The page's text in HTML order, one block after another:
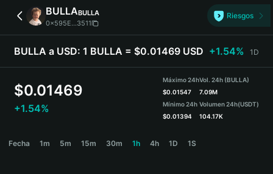
简体中文
繁體中文
Português (Portugal)
Bahasa Indonesia
ภาษาไทย
Español
Español (Argentina)
BULLABULLA
0x595E...3511
Riesgos
BULLA a USD: 1 BULLA = $0.01469 USD +1.54% 1D
$0.01469
+1.54%
Máximo 24h
$0.01547
Mínimo 24h
$0.01394
Vol. 24h (BULLA)
7.09M
Volumen 24h(USDT)
104.17K
Fecha 1m 5m 15m 30m 1h 4h 1D 1S